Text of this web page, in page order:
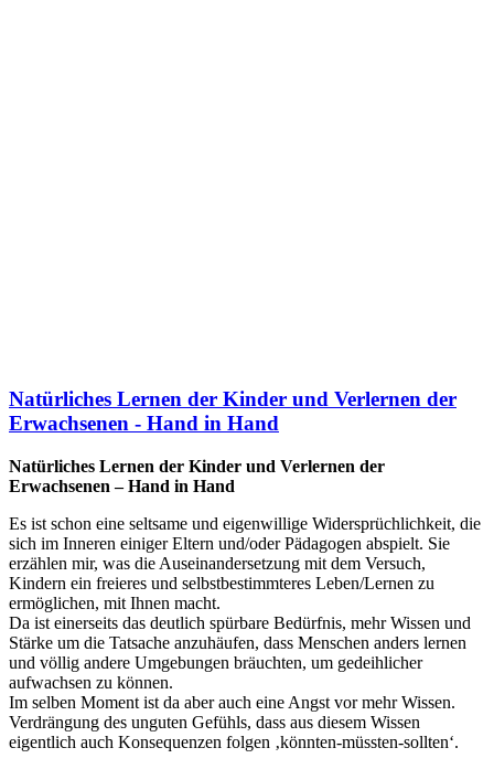
Natürliches Lernen der Kinder und Verlernen der
Erwachsenen - Hand in Hand
Natürliches Lernen der Kinder und Verlernen der
Erwachsenen – Hand in Hand
Es ist schon eine seltsame und eigenwillige Widersprüchlichkeit, die
sich im Inneren einiger Eltern und/oder Pädagogen abspielt. Sie
erzählen mir, was die Auseinandersetzung mit dem Versuch,
Kindern ein freieres und selbstbestimmteres Leben/Lernen zu
ermöglichen, mit Ihnen macht.
Da ist einerseits das deutlich spürbare Bedürfnis, mehr Wissen und
Stärke um die Tatsache anzuhäufen, dass Menschen anders lernen
und völlig andere Umgebungen bräuchten, um gedeihlicher
aufwachsen zu können.
Im selben Moment ist da aber auch eine Angst vor mehr Wissen.
Verdrängung des unguten Gefühls, dass aus diesem Wissen
eigentlich auch Konsequenzen folgen ‚könnten-müssten-sollten‘.